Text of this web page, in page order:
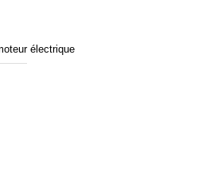
électrique